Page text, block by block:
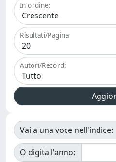
In ordine:
Risultati/Pagina
Autori/Record:
Vai a una voce nell'indice:
O digita l'anno: